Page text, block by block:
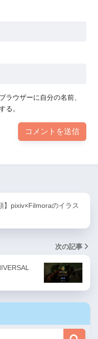
ラウザーに自分の名前、
る。
】pixiv×Filmoraのイラス
次の記事